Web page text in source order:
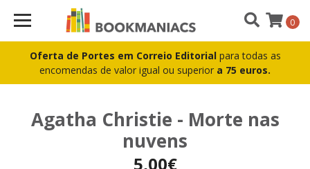
Oferta de Portes em Correio Editorial para todas as
encomendas de valor igual ou superior a 75 euros.
0
Agatha Christie - Morte nas
nuvens
5,00€